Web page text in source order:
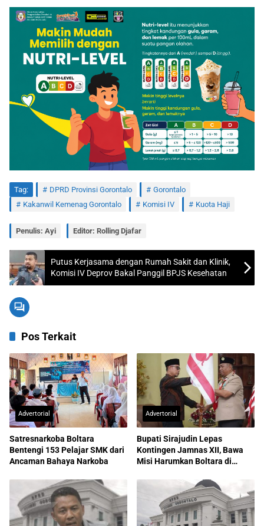
Tag: DPRD Provinsi Gorontalo
Gorontalo
Kakanwil Kemenag Gorontalo
Komisi IV Kuota Haji
Penulis: Ayi Editor: Rolling Djafar
Putus Kerjasama dengan Rumah Sakit dan Klinik,
Komisi IV Deprov Bakal Panggil BPJS Kesehatan
Pos Terkait
Advertorial
Satresnarkoba Boltara
Bentengi 153 Pelajar SMK dari
Ancaman Bahaya Narkoba
Advertorial
Bupati Sirajudin Lepas
Kontingen Jamnas XII, Bawa
Misi Harumkan Boltara di